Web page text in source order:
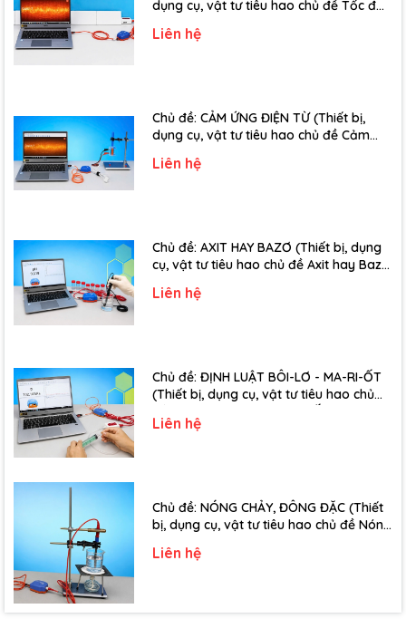
dụng cụ, vật tư tiêu hao chủ đề Tốc độ
Liên hệ
Chủ đề: CẢM ỨNG ĐIỆN TỪ (Thiết bị,
dụng cụ, vật tư tiêu hao chủ đề Cảm
Liên hệ
Chủ đề: AXIT HAY BAZƠ (Thiết bị, dụng
cụ, vật tư tiêu hao chủ đề Axit hay Bazơ
Liên hệ
Chủ đề: ĐỊNH LUẬT BÔI-LƠ - MA-RI-ỐT
(Thiết bị, dụng cụ, vật tư tiêu hao chủ
Liên hệ
Chủ đề: NÓNG CHẢY, ĐÔNG ĐẶC (Thiết
bị, dụng cụ, vật tư tiêu hao chủ đề Nóng
Liên hệ